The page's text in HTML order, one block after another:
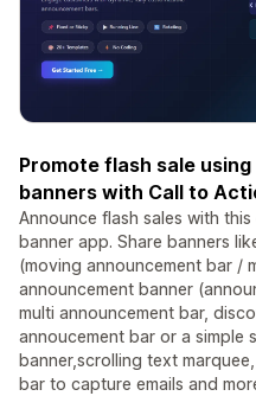
Promote flash sale
banners with Call to
Announce flash sales with
banner app. Share banners
(moving announcement bar /
announcement banner
multi announcement bar,
annoucement bar or a simple
banner,scrolling text
bar to capture emails and